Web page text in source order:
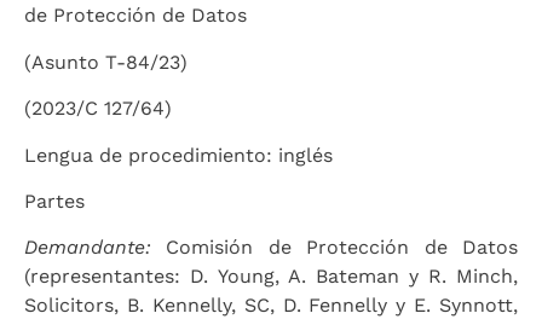
de Protección de Datos
(Asunto T-84/23)
(2023/C 127/64)
Lengua de procedimiento: inglés
Partes
Demandante: Comisión de Protección de Datos
(representantes: D. Young, A. Bateman y R. Minch,
Solicitors, B. Kennelly, SC, D. Fennelly y E. Synnott,